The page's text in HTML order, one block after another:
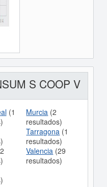
S COOP V
(1
Murcia (2
resultados)
Tarragona (1
resultados)
Valencia (29
resultados)